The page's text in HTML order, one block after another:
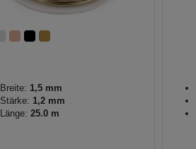
Breite: 1,5 mm
Stärke: 1,2 mm
Länge: 25.0 m